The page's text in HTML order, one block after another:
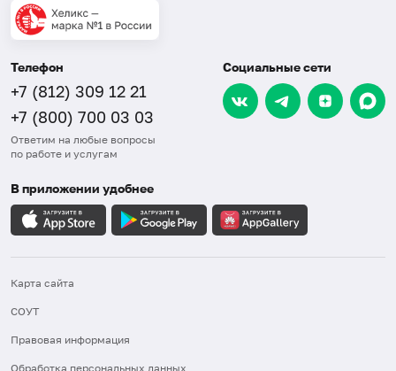
Телефон
+7 (812) 309 12 21
+7 (800) 700 03 03
Ответим на любые вопросы
по работе и услугам
Социальные сети
В приложении удобнее
Карта сайта
СОУТ
Правовая информация
Обработка персональных данных